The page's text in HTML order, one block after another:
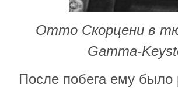
Отто Скорцени в
Gamma-
После побега ему было